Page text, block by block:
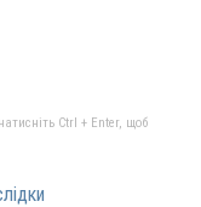
Ctrl + Enter, щоб